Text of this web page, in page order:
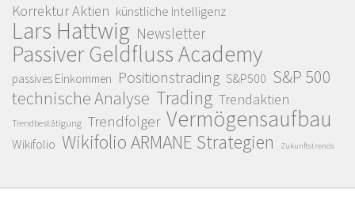
Korrektur Aktien künstliche Intelligenz
Lars Hattwig Newsletter
Passiver Geldfluss Academy
passives Einkommen Positionstrading S&P500 S&P 500
technische Analyse Trading Trendaktien
Trendbestätigung Trendfolger Vermögensaufbau
Wikifolio Wikifolio ARMANE Strategien Zukunftstrends